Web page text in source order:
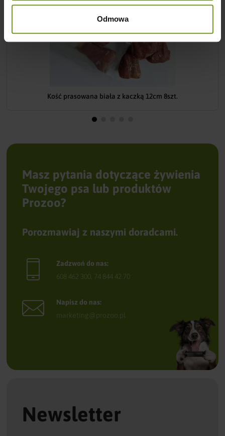
Odmowa
Kość prasowana biała z kaczką 12cm 8szt.
Masz pytania dotyczące żywienia
Twojego psa lub produktów
Prozoo?
Porozmawiaj z naszymi doradcami.
Zadzwoń do nas:
608 462 300 74 844 42 70
Napisz do nas:
marketing@prozoo.pl
Newsletter